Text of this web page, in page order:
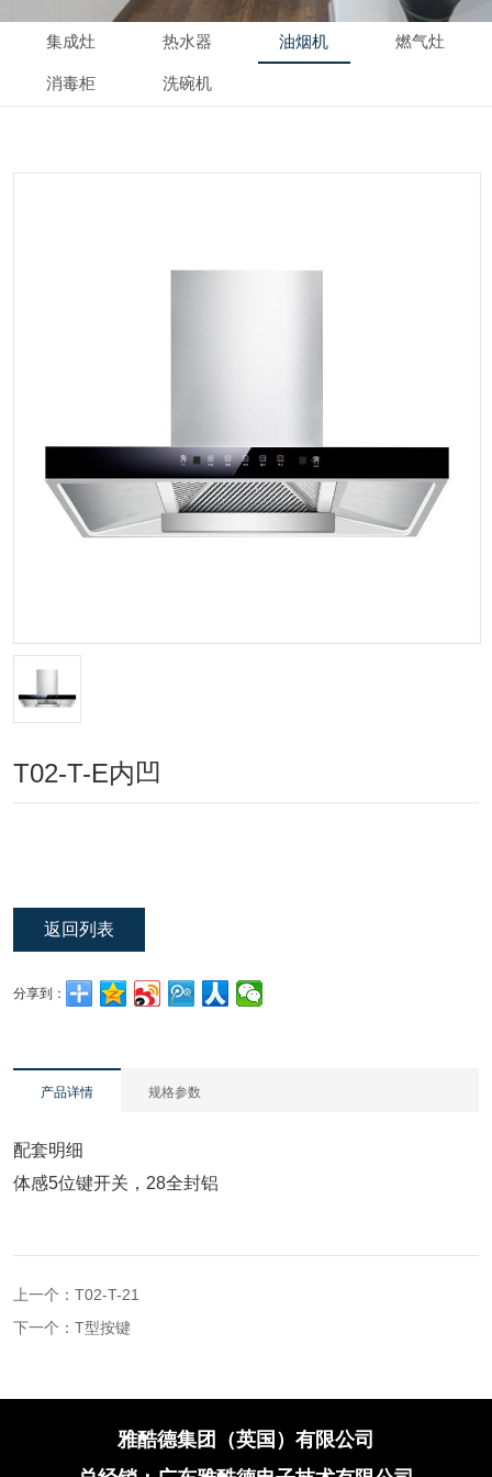
集成灶 热水器 油烟机 燃气灶
消毒柜 洗碗机
T02-T-E内凹
返回列表
分享到：
产品详情 规格参数
配套明细
体感5位键开关，28全封铝
上一个： T02-T-21
下一个： T型按键
雅酷德集团（英国）有限公司